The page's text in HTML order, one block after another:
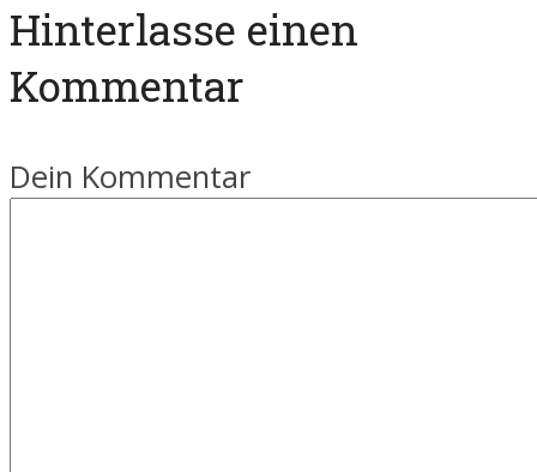
Hinterlasse einen
Kommentar
Dein Kommentar